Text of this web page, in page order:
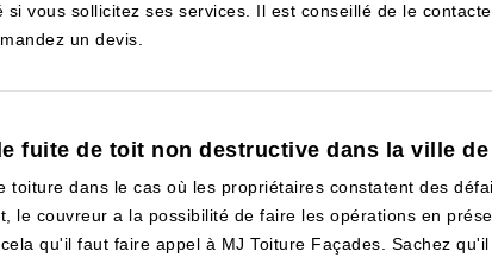
vous sollicitez ses services. Il est conseillé de le
un devis.
fuite de toit non destructive dans la ville
dans le cas où les propriétaires constatent des
le couvreur a la possibilité de faire les opérations en
qu'il faut faire appel à MJ Toiture Façades. Sachez